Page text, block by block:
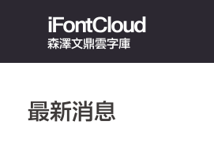
iFontCloud
森澤文鼎雲字庫
最新消息